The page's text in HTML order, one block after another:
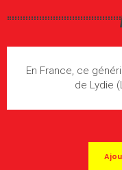
En France, ce
de Lydie